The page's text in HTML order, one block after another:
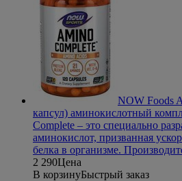
NOW Foods
капсул) аминокислотный
Complete – это специально
аминокислот, призванная
белка в организме.
2 290Цена
В корзинуБыстрый заказ